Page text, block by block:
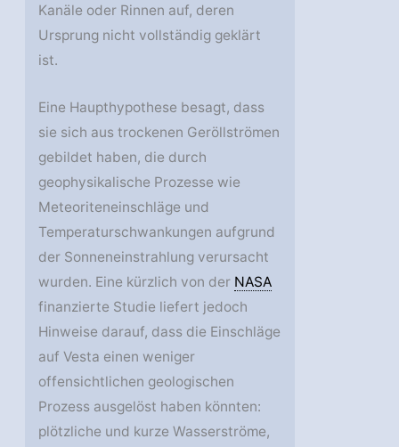
Kanäle oder Rinnen auf, deren
Ursprung nicht vollständig geklärt
ist.
Eine Haupthypothese besagt, dass
sie sich aus trockenen Geröllströmen
gebildet haben, die durch
geophysikalische Prozesse wie
Meteoriteneinschläge und
Temperaturschwankungen aufgrund
der Sonneneinstrahlung verursacht
wurden. Eine kürzlich von der NASA
finanzierte Studie liefert jedoch
Hinweise darauf, dass die Einschläge
auf Vesta einen weniger
offensichtlichen geologischen
Prozess ausgelöst haben könnten:
plötzliche und kurze Wasserströme,